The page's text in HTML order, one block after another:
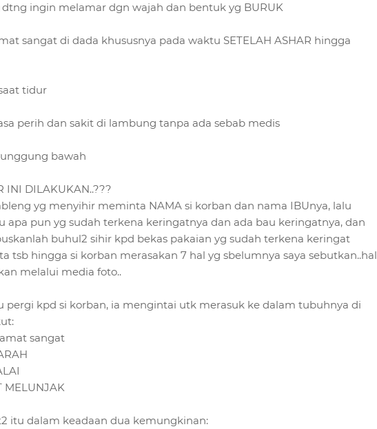
dtng ingin melamar dgn wajah dan bentuk yg BURUK
sangat di dada khususnya pada waktu SETELAH ASHAR hingga
tidur
perih dan sakit di lambung tanpa ada sebab medis
bawah
INI DILAKUKAN..???
yg menyihir meminta NAMA si korban dan nama IBUnya, lalu
apa pun yg sudah terkena keringatnya dan ada bau keringatnya, dan
buhul2 sihir kpd bekas pakaian yg sudah terkena keringat
tsb hingga si korban merasakan 7 hal yg sbelumnya saya sebutkan..hal
melalui media foto..
pergi kpd si korban, ia mengintai utk merasuk ke dalam tubuhnya di
sangat
MELUNJAK
itu dalam keadaan dua kemungkinan: